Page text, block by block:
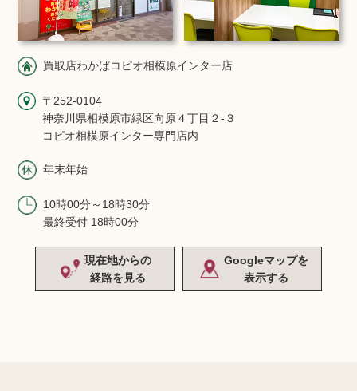
買取店わかばコピオ相模原インター店
〒252-0104
神奈川県相模原市緑区向原４丁目２-３
コピオ相模原インター専門店内
年末年始
10時00分～18時30分
最終受付 18時00分
現在地からの
経路を見る
Googleマップを
表示する